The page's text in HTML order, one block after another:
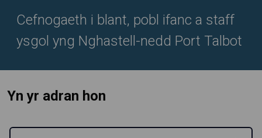
Cefnogaeth i blant, pobl ifanc a staff
ysgol yng Nghastell-nedd Port Talbot
Yn yr adran hon